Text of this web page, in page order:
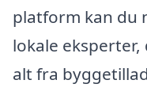
platform kan du
lokale
alt fra